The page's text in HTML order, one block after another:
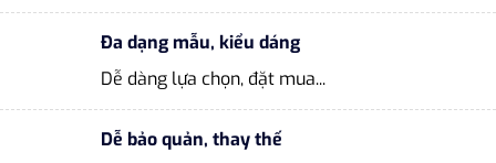
Đa dạng mẫu, kiểu dáng
Dễ dàng lựa chọn, đặt mua...
Dễ bảo quản, thay thế